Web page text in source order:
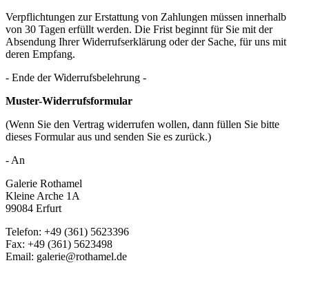
Verpflichtungen zur Erstattung von Zahlungen müssen innerhalb
von 30 Tagen erfüllt werden. Die Frist beginnt für Sie mit der
Absendung Ihrer Widerrufserklärung oder der Sache, für uns mit
deren Empfang.
- Ende der Widerrufsbelehrung -
Muster-Widerrufsformular
(Wenn Sie den Vertrag widerrufen wollen, dann füllen Sie bitte
dieses Formular aus und senden Sie es zurück.)
- An
Galerie Rothamel
Kleine Arche 1A
99084 Erfurt
Telefon: +49 (361) 5623396
Fax: +49 (361) 5623498
Email: galerie@rothamel.de